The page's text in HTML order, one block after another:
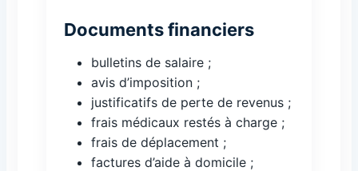
Documents financiers
bulletins de salaire ;
avis d’imposition ;
justificatifs de perte de revenus ;
frais médicaux restés à charge ;
frais de déplacement ;
factures d’aide à domicile ;